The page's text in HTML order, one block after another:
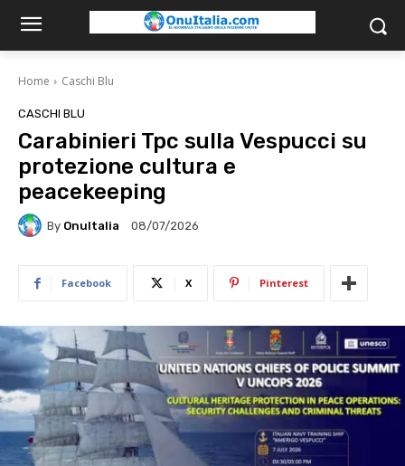
Home Caschi Blu
CASCHI BLU
Carabinieri Tpc sulla Vespucci su
protezione cultura e
peacekeeping
By OnuItalia 08/07/2026
Facebook X Pinterest